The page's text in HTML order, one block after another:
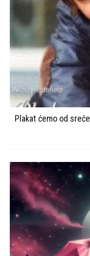
Plakat ćemo od sreće